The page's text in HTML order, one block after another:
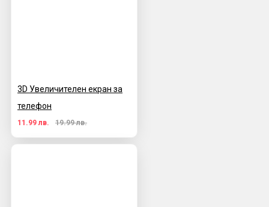
3D Увеличителен екран за
телефон
11.99 лв. 19.99 лв.